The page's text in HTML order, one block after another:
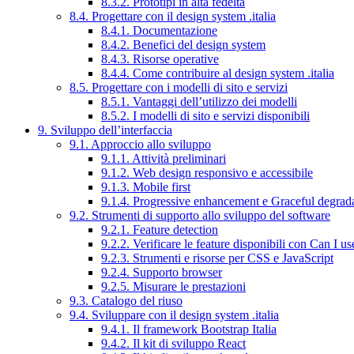
8.4. Progettare con il design system .italia
8.4.1. Documentazione
8.4.2. Benefici del design system
8.4.3. Risorse operative
8.4.4. Come contribuire al design system .italia
8.5. Progettare con i modelli di sito e servizi
8.5.1. Vantaggi dell’utilizzo dei modelli
8.5.2. I modelli di sito e servizi disponibili
9. Sviluppo dell’interfaccia
9.1. Approccio allo sviluppo
9.1.1. Attività preliminari
9.1.2. Web design responsivo e accessibile
9.1.3. Mobile first
9.1.4. Progressive enhancement e Graceful
9.2. Strumenti di supporto allo sviluppo del software
9.2.1. Feature detection
9.2.2. Verificare le feature disponibili con Can I
9.2.3. Strumenti e risorse per CSS e JavaScript
9.2.4. Supporto browser
9.2.5. Misurare le prestazioni
9.3. Catalogo del riuso
9.4. Sviluppare con il design system .italia
9.4.1. Il framework Bootstrap Italia
9.4.2. Il kit di sviluppo React